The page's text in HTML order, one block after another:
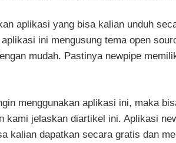
aplikasi yang bisa kalian unduh
ini mengusung tema open
mudah. Pastinya newpipe
menggunakan aplikasi ini, maka
kami jelaskan diartikel ini. Aplikasi
kalian dapatkan secara gratis dan